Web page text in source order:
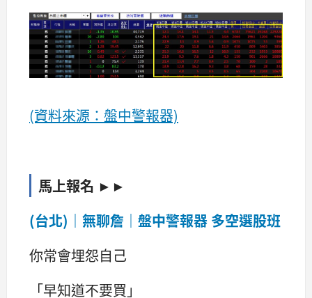
(資料來源：盤中警報器)
馬上報名 ►►
(台北)｜無聊詹｜盤中警報器 多空選股班
你常會埋怨自己
「早知道不要買」